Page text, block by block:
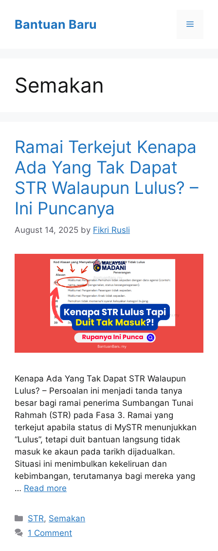
contentBantuan Baru Menu
Semakan
Ramai Terkejut Kenapa
Ada Yang Tak Dapat
STR Walaupun Lulus? –
Ini Puncanya
August 14, 2025 by Fikri Rusli
Kenapa Ada Yang Tak Dapat STR Walaupun
Lulus? – Persoalan ini menjadi tanda tanya
besar bagi ramai penerima Sumbangan Tunai
Rahmah (STR) pada Fasa 3. Ramai yang
terkejut apabila status di MySTR menunjukkan
“Lulus”, tetapi duit bantuan langsung tidak
masuk ke akaun pada tarikh dijadualkan.
Situasi ini menimbulkan kekeliruan dan
kebimbangan, terutamanya bagi mereka yang
… Read more
Categories
STR, Semakan
1 Comment